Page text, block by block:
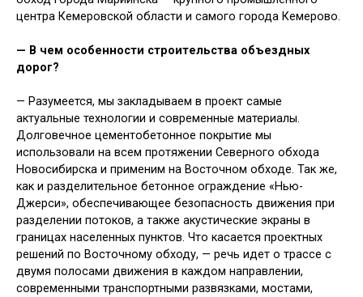
центра Кемеровской области и самого города Кемерово.
— В чем особенности строительства объездных
дорог?
— Разумеется, мы закладываем в проект самые
актуальные технологии и современные материалы.
Долговечное цементобетонное покрытие мы
использовали на всем протяжении Северного обхода
Новосибирска и применим на Восточном обходе. Так же,
как и разделительное бетонное ограждение «Нью-
Джерси», обеспечивающее безопасность движения при
разделении потоков, а также акустические экраны в
границах населенных пунктов. Что касается проектных
решений по Восточному обходу, — речь идет о трассе с
двумя полосами движения в каждом направлении,
современными транспортными развязками, мостами,